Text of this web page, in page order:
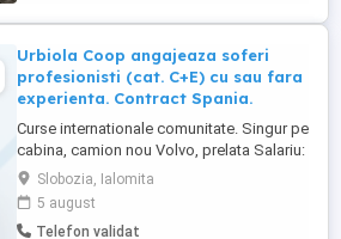
Urbiola Coop angajeaza soferi
profesionisti (cat. C+E) cu sau fara
experienta. Contract Spania.
Curse internationale comunitate. Singur pe
cabina, camion nou Volvo, prelata Salariu:
2700 luna net 12.000 km (garantat) Prima
0,06 camion km extra peste 12000 km; +
100 prima la angajare pt. ADR; + 300 prima
Slobozia, Ialomita
5 august
Telefon validat